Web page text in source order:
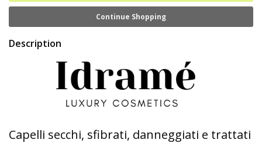
Continue Shopping
Description
Capelli secchi, sfibrati, danneggiati e trattati